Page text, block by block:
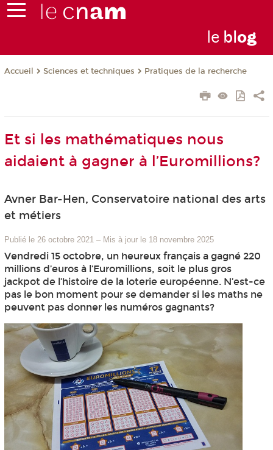
le blog
Accueil Sciences et techniques Pratiques de la recherche
Et si les mathématiques nous
aidaient à gagner à l’Euromillions?
Avner Bar-Hen, Conservatoire national des arts
et métiers
Publié le 26 octobre 2021 – Mis à jour le 18 novembre 2025
Vendredi 15 octobre, un heureux français a gagné 220
millions d’euros à l’Euromillions, soit le plus gros
jackpot de l’histoire de la loterie européenne. N’est-ce
pas le bon moment pour se demander si les maths ne
peuvent pas donner les numéros gagnants?